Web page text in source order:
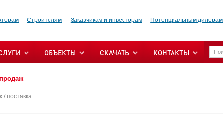
Строителям Заказчикам и инвесторам Потенциальным дилерам
ОБЪЕКТЫ СКАЧАТЬ КОНТАКТЫ
/ поставка